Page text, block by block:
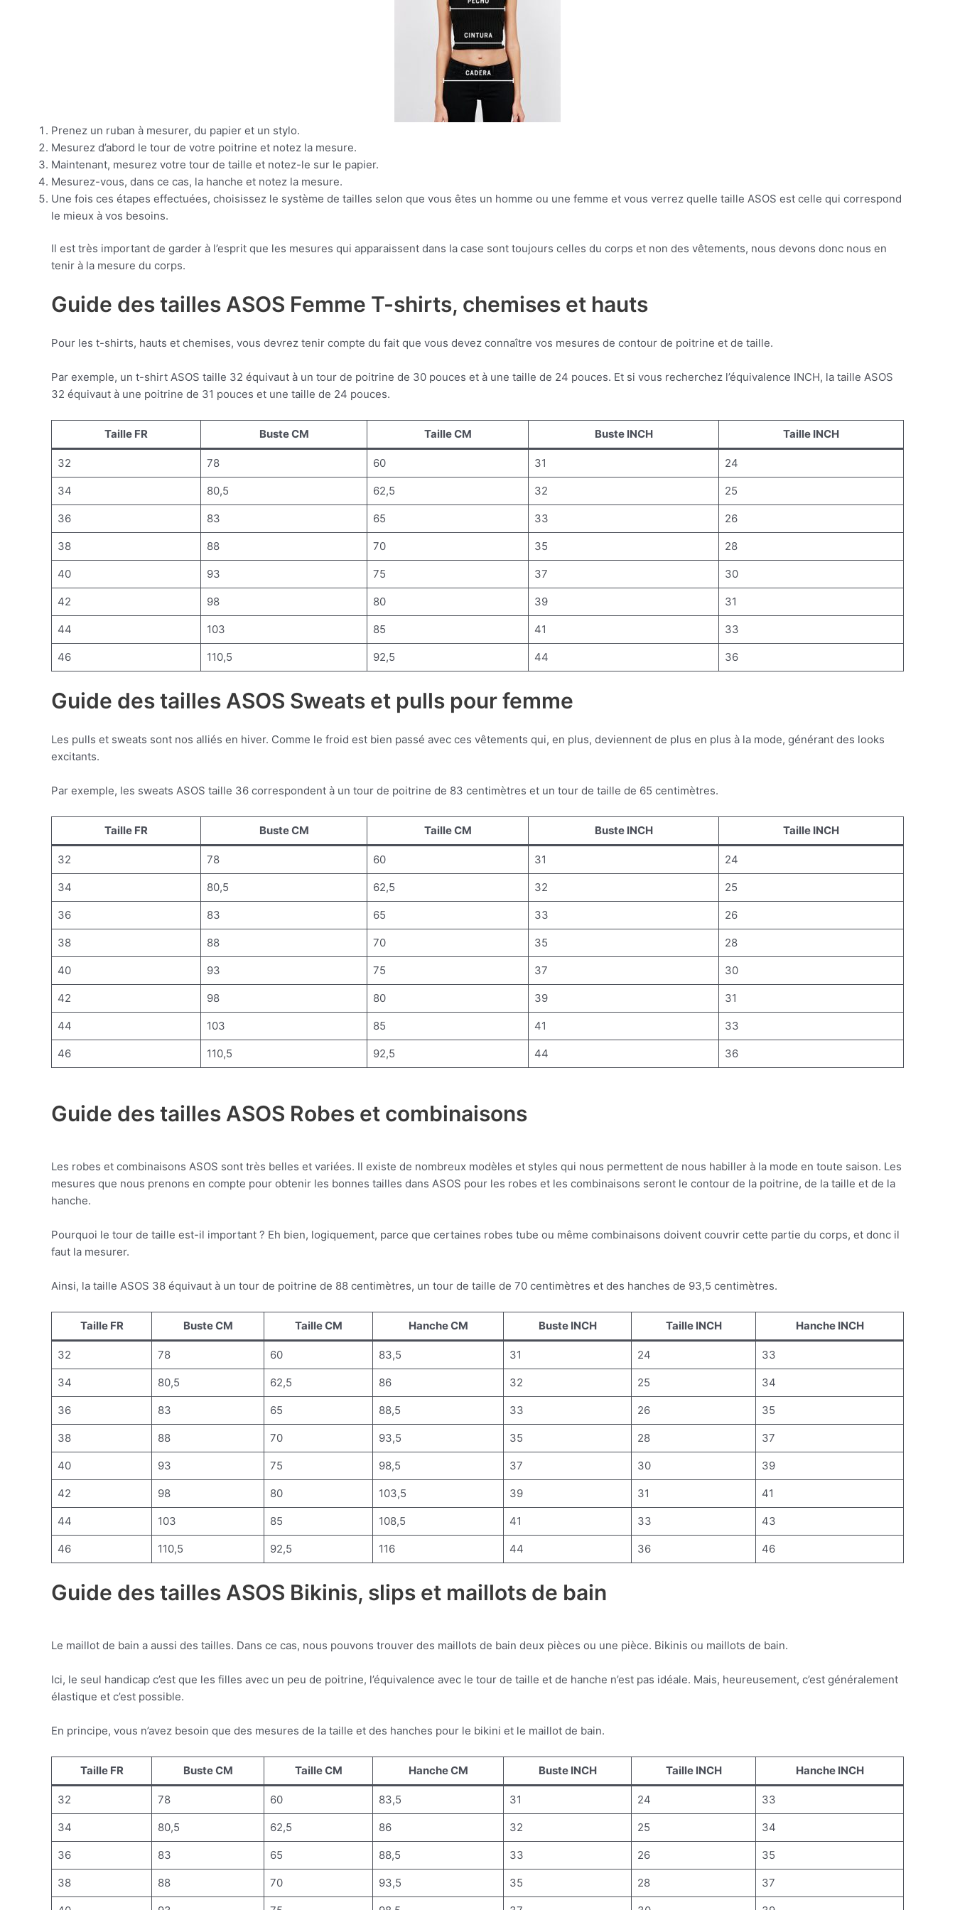
Prenez un ruban à mesurer, du papier et un stylo.
Mesurez d’abord le tour de votre poitrine et notez la mesure.
Maintenant, mesurez votre tour de taille et notez-le sur le papier.
Mesurez-vous, dans ce cas, la hanche et notez la mesure.
Une fois ces étapes effectuées, choisissez le système de tailles selon que vous êtes un homme ou une femme et vous verrez quelle taille ASOS est celle qui correspond
le mieux à vos besoins.
Il est très important de garder à l’esprit que les mesures qui apparaissent dans la case sont toujours celles du corps et non des vêtements, nous devons donc nous en
tenir à la mesure du corps.
Guide des tailles ASOS Femme T-shirts, chemises et hauts
Pour les t-shirts, hauts et chemises, vous devrez tenir compte du fait que vous devez connaître vos mesures de contour de poitrine et de taille.
Par exemple, un t-shirt ASOS taille 32 équivaut à un tour de poitrine de 30 pouces et à une taille de 24 pouces. Et si vous recherchez l’équivalence INCH, la taille ASOS
32 équivaut à une poitrine de 31 pouces et une taille de 24 pouces.
Taille FR Buste CM Taille CM Buste INCH Taille INCH
32 78 60 31 24
34 80,5 62,5 32 25
36 83 65 33 26
38 88 70 35 28
40 93 75 37 30
42 98 80 39 31
44 103 85 41 33
46 110,5 92,5 44 36
Guide des tailles ASOS Sweats et pulls pour femme
Les pulls et sweats sont nos alliés en hiver. Comme le froid est bien passé avec ces vêtements qui, en plus, deviennent de plus en plus à la mode, générant des looks
excitants.
Par exemple, les sweats ASOS taille 36 correspondent à un tour de poitrine de 83 centimètres et un tour de taille de 65 centimètres.
Taille FR Buste CM Taille CM Buste INCH Taille INCH
32 78 60 31 24
34 80,5 62,5 32 25
36 83 65 33 26
38 88 70 35 28
40 93 75 37 30
42 98 80 39 31
44 103 85 41 33
46 110,5 92,5 44 36
Guide des tailles ASOS Robes et combinaisons
Les robes et combinaisons ASOS sont très belles et variées. Il existe de nombreux modèles et styles qui nous permettent de nous habiller à la mode en toute saison. Les
mesures que nous prenons en compte pour obtenir les bonnes tailles dans ASOS pour les robes et les combinaisons seront le contour de la poitrine, de la taille et de la
hanche.
Pourquoi le tour de taille est-il important ? Eh bien, logiquement, parce que certaines robes tube ou même combinaisons doivent couvrir cette partie du corps, et donc il
faut la mesurer.
Ainsi, la taille ASOS 38 équivaut à un tour de poitrine de 88 centimètres, un tour de taille de 70 centimètres et des hanches de 93,5 centimètres.
Taille FR Buste CM Taille CM Hanche CM Buste INCH Taille INCH Hanche INCH
32 78 60 83,5 31 24 33
34 80,5 62,5 86 32 25 34
36 83 65 88,5 33 26 35
38 88 70 93,5 35 28 37
40 93 75 98,5 37 30 39
42 98 80 103,5 39 31 41
44 103 85 108,5 41 33 43
46 110,5 92,5 116 44 36 46
Guide des tailles ASOS Bikinis, slips et maillots de bain
Le maillot de bain a aussi des tailles. Dans ce cas, nous pouvons trouver des maillots de bain deux pièces ou une pièce. Bikinis ou maillots de bain.
Ici, le seul handicap c’est que les filles avec un peu de poitrine, l’équivalence avec le tour de taille et de hanche n’est pas idéale. Mais, heureusement, c’est généralement
élastique et c’est possible.
En principe, vous n’avez besoin que des mesures de la taille et des hanches pour le bikini et le maillot de bain.
Taille FR Buste CM Taille CM Hanche CM Buste INCH Taille INCH Hanche INCH
32 78 60 83,5 31 24 33
34 80,5 62,5 86 32 25 34
36 83 65 88,5 33 26 35
38 88 70 93,5 35 28 37